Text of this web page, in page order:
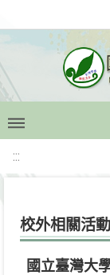
:::
校外相關活動
國立臺灣大